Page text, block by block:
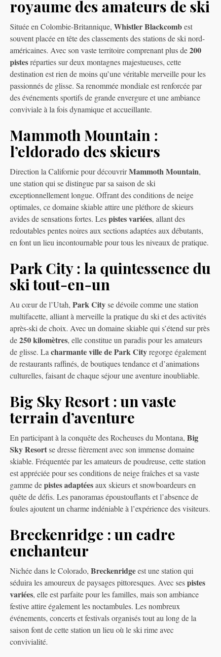
royaume des amateurs de ski
Située en Colombie-Britannique, Whistler Blackcombest
souvent placée en tête des classements des stations de ski nord-
américaines. Avec son vaste territoire comprenant plus de200
pistesréparties sur deux montagnes majestueuses, cette
destination est rien de moins qu’une véritable merveille pour les
passionnés de glisse. Sa renommée mondiale est renforcée par
des événements sportifs de grande envergure et une ambiance
conviviale à la fois dynamique et accueillante.
Mammoth Mountain :
l’eldorado des skieurs
Direction la Californie pour découvrirMammoth Mountain,
une station qui se distingue par sa saison de ski
exceptionnellement longue. Offrant des conditions de neige
optimales, ce domaine skiable attire une pléthore de skieurs
avides de sensations fortes. Lespistes variées, allant des
redoutables pentes noires aux sections adaptées aux débutants,
en font un lieu incontournable pour tous les niveaux de pratique.
Park City : la quintessence du
ski tout-en-un
Au cœur de l’Utah, Park Cityse dévoile comme une station
multifacette, alliant à merveille la pratique du ski et des activités
après-ski de choix. Avec un domaine skiable qui s’étend sur près
de250 kilomètres, elle constitue un paradis pour les amateurs
de glisse. Lacharmante ville de Park Cityregorge également
de restaurants raffinés, de boutiques tendance et d’animations
culturelles, faisant de chaque séjour une aventure inoubliable.
Big Sky Resort : un vaste
terrain d’aventure
En participant à la conquête des Rocheuses du Montana, Big
Sky Resortse dresse fièrement avec son immense domaine
skiable. Fréquentée par les amateurs de poudreuse, cette station
est appréciée pour ses conditions de neige fraîches et sa vaste
gamme depistes adaptéesaux skieurs et snowboardeurs en
quête de défis. Les panoramas époustouflants et l’absence de
foules ajoutent un charme indéniable à l’expérience des visiteurs.
Breckenridge : un cadre
enchanteur
Nichée dans le Colorado, Breckenridgeest une station qui
séduira les amoureux de paysages pittoresques. Avec sespistes
variées, elle est parfaite pour les familles, mais son ambiance
festive attire également les noctambules. Les nombreux
événements, concerts et festivals organisés tout au long de la
saison font de cette station un lieu où le ski rime avec
convivialité.